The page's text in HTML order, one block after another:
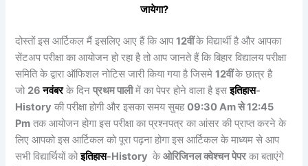
जायेगा?
दोस्तों इस आर्टिकल मैं इसलिए आए हैं कि आप12वींके विद्यार्थी है और आपका
सेंटअप परीक्षा का आयोजन हो रहा है तो आप जानते हैं कि बिहार विद्यालय परीक्षा
समिति के द्वारा ऑफिशल नोटिस जारी किया गया है जिसमे12वींके छात्र है
जो 26नवंबरके दिनप्रथम पालीमें का पेपर होने वाला है इसइतिहास-
History की परीक्षा होगी और इसका समय सुबह09:30 Am से 12:45
Pm तक आयोजन होगा इस परीक्षा का प्रश्नपत्र का आंसर की प्राप्त करने के
लिए आपको इस आर्टिकल को पूरा पढ़ना होगा इस आर्टिकल के माध्यम से आप
सभी विद्यार्थियों कोइतिहास-History केओरिजिनल क्वेश्चन पेपरका बताएंगे